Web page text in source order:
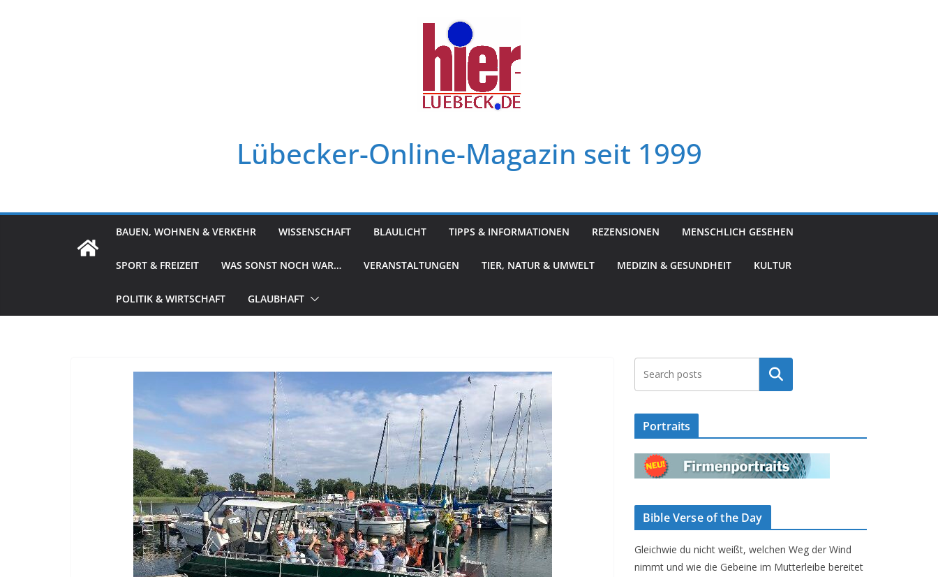
Lübecker-Online-Magazin seit 1999
BAUEN, WOHNEN & VERKEHR WISSENSCHAFT BLAULICHT TIPPS & INFORMATIONEN REZENSIONEN MENSCHLICH GESEHEN
SPORT & FREIZEIT WAS SONST NOCH WAR… VERANSTALTUNGEN TIER, NATUR & UMWELT MEDIZIN & GESUNDHEIT KULTUR
POLITIK & WIRTSCHAFT GLAUBHAFT
Suchen
Portraits
Bible Verse of the Day
Gleichwie du nicht weißt, welchen Weg der Wind
nimmt und wie die Gebeine im Mutterleibe bereitet